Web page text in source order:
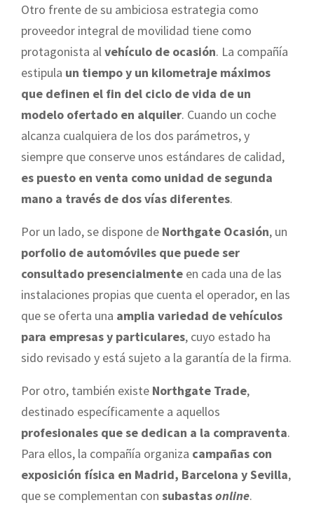
Otro frente de su ambiciosa estrategia como
proveedor integral de movilidad tiene como
protagonista alvehículo de ocasión. La compañía
estipula un tiempo y un kilometraje máximos
que definen el fin del ciclo de vida de un
modelo ofertado en alquiler. Cuando un coche
alcanza cualquiera de los dos parámetros, y
siempre que conserve unos estándares de calidad,
es puesto en venta como unidad de segunda
mano a través de dos vías diferentes.
Por un lado, se dispone de Northgate Ocasión, un
porfolio de automóviles que puede ser
consultado presencialmente en cada una de las
instalaciones propias que cuenta el operador, en las
que se oferta una amplia variedad de vehículos
para empresas y particulares, cuyo estado ha
sido revisado y está sujeto a la garantía de la firma.
Por otro, también existe Northgate Trade,
destinado específicamente a aquellos
profesionales que se dedican a la compraventa.
Para ellos, la compañía organiza campañas con
exposición física en Madrid, Barcelona y Sevilla,
que se complementan con subastasonline.